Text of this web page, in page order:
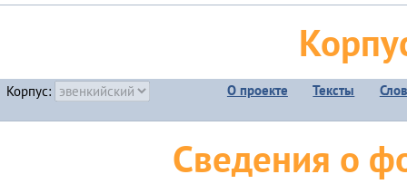
Корпус: О проекте Тексты
Сведения о